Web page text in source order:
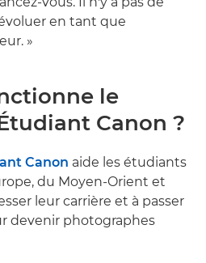
en tant que
»
le
Canon ?
Canon aide les étudiants
du Moyen-Orient et
leur carrière et à passer
devenir photographes